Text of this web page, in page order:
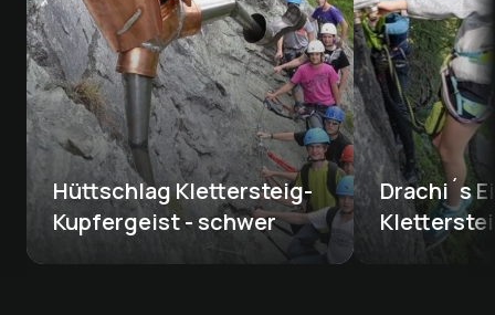
Hüttschlag Klettersteig-
Kupfergeist - schwer
Drachi´s